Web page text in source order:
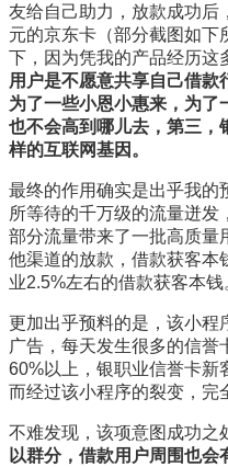
友给自己助力，放款成功后
元的京东卡（部分截图如下
下，因为凭我的产品经历这
用户是不愿意共享自己借
为了一些小恩小惠来，为了
也不会高到哪儿去，第三，
样的互联网基因。
最终的作用确实是出乎我的
所等待的千万级的流量迸
部分流量带来了一批高质量
他渠道的放款，借款获客本
业2.5%左右的借款获客本钱
更加出乎预料的是，该小程
广告，每天发生很多的信誉
60%以上，银职业信誉卡新
而经过该小程序的裂变，完
不难发现，该项意图成功之
以群分，借款用户周围也会